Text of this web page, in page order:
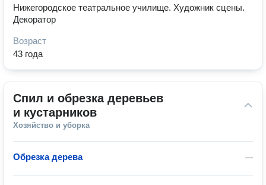
Нижегородское театральное училище. Художник сцены.
Декоратор
Возраст
43 года
Спил и обрезка деревьев
и кустарников
Хозяйство и уборка
—
Обрезка дерева